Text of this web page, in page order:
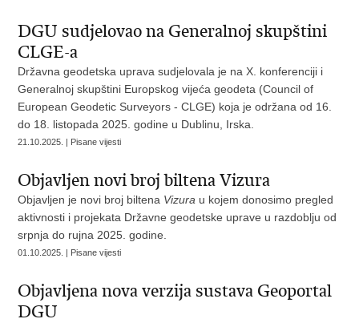
DGU sudjelovao na Generalnoj skupštini
CLGE-a
Državna geodetska uprava sudjelovala je na X. konferenciji i
Generalnoj skupštini Europskog vijeća geodeta (Council of
European Geodetic Surveyors - CLGE) koja je održana od 16.
do 18. listopada 2025. godine u Dublinu, Irska.
21.10.2025. | Pisane vijesti
Objavljen novi broj biltena Vizura
Objavljen je novi broj biltena Vizura u kojem donosimo pregled
aktivnosti i projekata Državne geodetske uprave u razdoblju od
srpnja do rujna 2025. godine.
01.10.2025. | Pisane vijesti
Objavljena nova verzija sustava Geoportal
DGU